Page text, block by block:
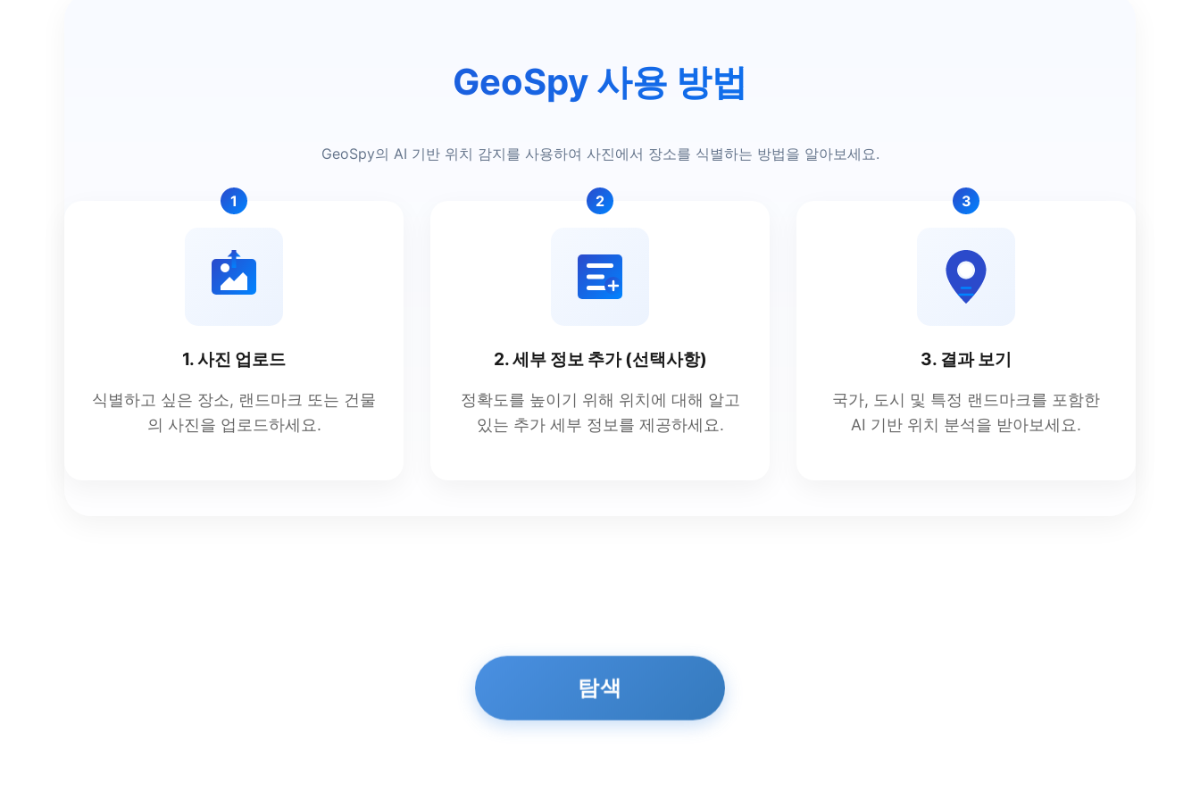
탐색
GeoSpy 사용 방법
GeoSpy의 AI 기반 위치 감지를 사용하여 사진에서 장소를 식별하는 방법을 알아보세요.
1
1. 사진 업로드
식별하고 싶은 장소, 랜드마크 또는 건물
의 사진을 업로드하세요.
2
2. 세부 정보 추가 (선택사항)
정확도를 높이기 위해 위치에 대해 알고
있는 추가 세부 정보를 제공하세요.
3
3. 결과 보기
국가, 도시 및 특정 랜드마크를 포함한
AI 기반 위치 분석을 받아보세요.